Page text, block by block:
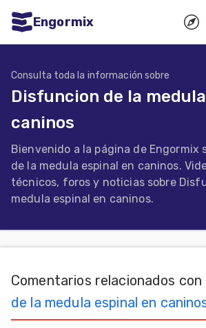
Engormix
Agricultura
Balanceados
Piensos
Avicultura
Ganadería
Micotoxinas
Porcicultura
Consulta toda la información sobre
Disfuncion de la
caninos
Bienvenido a la página de Engormix
de la medula espinal en caninos.
técnicos, foros y noticias sobre
medula espinal en caninos.
Comentarios relacionados con
de la medula espinal en